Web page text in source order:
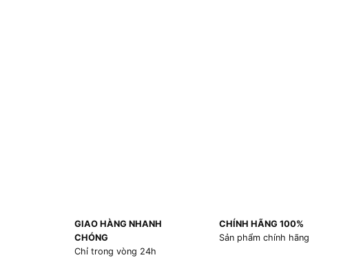
GIAO HÀNG NHANH
CHÓNG
Chỉ trong vòng 24h
CHÍNH HÃNG 100%
Sản phẩm chính hãng